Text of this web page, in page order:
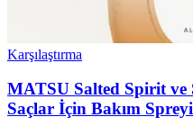
Karşılaştırma
MATSU Salted Spirit ve
Saçlar İçin Bakım Spreyi